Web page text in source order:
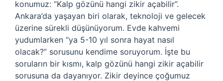
konumuz: “Kalp gözünü hangi zikir açabilir”.
Ankara’da yaşayan biri olarak, teknoloji ve gelecek
üzerine sürekli düşünüyorum. Evde kahvemi
yudumlarken “ya 5-10 yıl sonra hayat nasıl
olacak?” sorusunu kendime soruyorum. İşte bu
soruların bir kısmı, kalp gözünü hangi zikir açabilir
sorusuna da dayanıyor. Zikir deyince çoğumuz